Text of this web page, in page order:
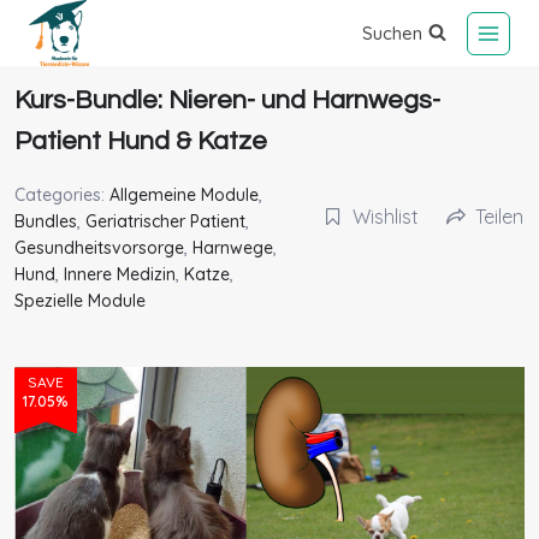
Suchen
Kurs-Bundle: Nieren- und Harnwegs-
Patient Hund & Katze
Categories: Allgemeine Module,
Bundles, Geriatrischer Patient,
Gesundheitsvorsorge, Harnwege,
Hund, Innere Medizin, Katze,
Spezielle Module
Wishlist Teilen
SAVE
17.05%